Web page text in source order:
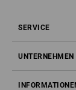
SERVICE
UNTERNEHMEN